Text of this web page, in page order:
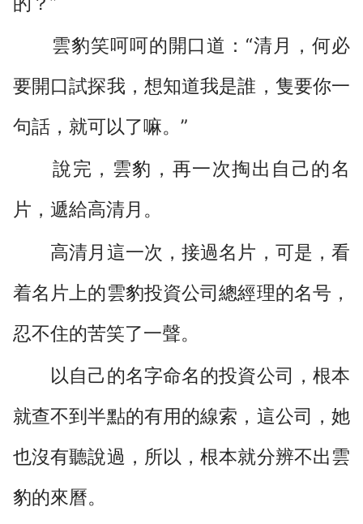
雲豹笑呵呵的開口道：“清月，何必
要開口試探我，想知道我是誰，隻要你一
句話，就可以了嘛。”
說完，雲豹，再一次掏出自己的名
片，遞給高清月。
高清月這一次，接過名片，可是，看
着名片上的雲豹投資公司總經理的名号，
忍不住的苦笑了一聲。
以自己的名字命名的投資公司，根本
就查不到半點的有用的線索，這公司，她
也沒有聽說過，所以，根本就分辨不出雲
豹的來曆。